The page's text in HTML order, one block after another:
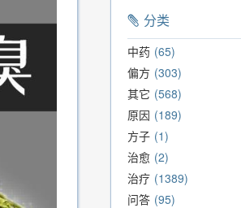
分类
中药 65
偏方 303
其它 568
原因 189
方子 1
治愈 2
治疗 1389
问答 95